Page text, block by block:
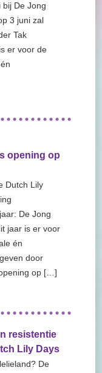
bij De Jong
3 juni zal
Tak
er voor de
opening op
Dutch Lily
De Jong
jaar is er voor
én
door
op […]
resistentie
Lily Days
De